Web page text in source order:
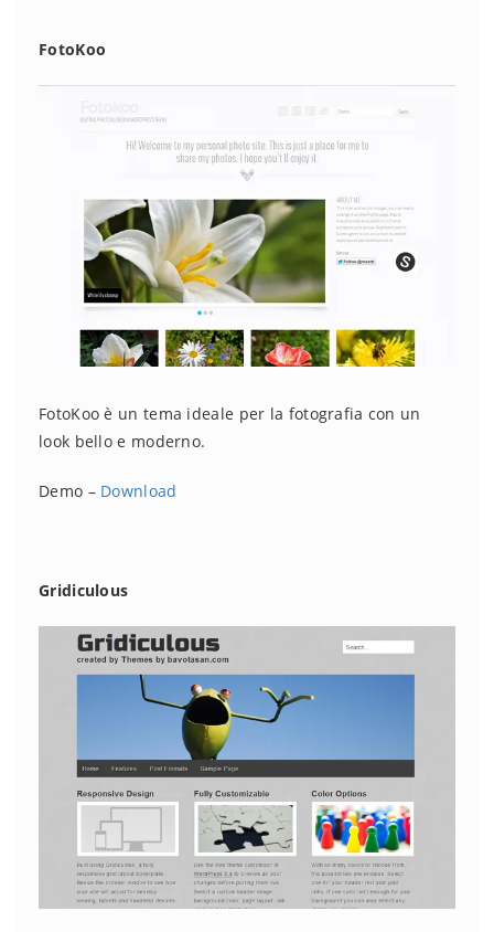
FotoKoo
FotoKoo è un tema ideale per la fotografia con un
look bello e moderno.
Demo – Download
Gridiculous